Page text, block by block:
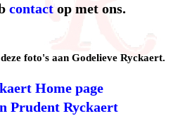
contactop met ons.
foto's aan Godelieve Ryckaert.
Home page
Prudent Ryckaert